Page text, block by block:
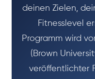
deinen Zielen,
Fitnesslevel
Programm wird
(Brown
veröffentlichter